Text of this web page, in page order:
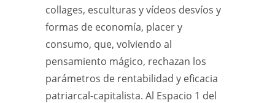
collages, esculturas y vídeos desvíos y
formas de economía, placer y
consumo, que, volviendo al
pensamiento mágico, rechazan los
parámetros de rentabilidad y eficacia
patriarcal-capitalista. Al Espacio 1 del